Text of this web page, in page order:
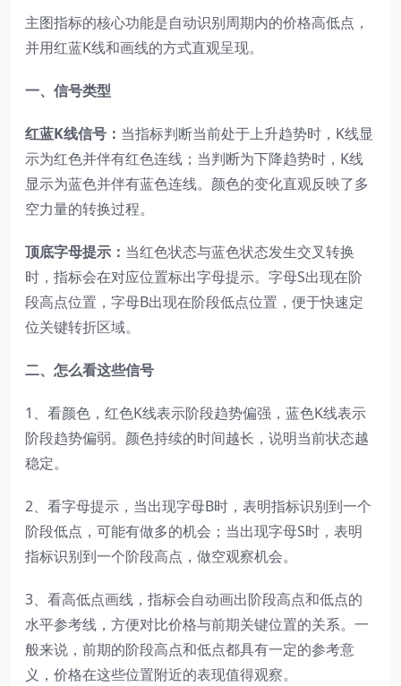
主图指标的核心功能是自动识别周期内的价格高低点，
并用红蓝K线和画线的方式直观呈现。
一、信号类型
红蓝K线信号： 当指标判断当前处于上升趋势时，K线显
示为红色并伴有红色连线；当判断为下降趋势时，K线
显示为蓝色并伴有蓝色连线。颜色的变化直观反映了多
空力量的转换过程。
顶底字母提示： 当红色状态与蓝色状态发生交叉转换
时，指标会在对应位置标出字母提示。字母S出现在阶
段高点位置，字母B出现在阶段低点位置，便于快速定
位关键转折区域。
二、怎么看这些信号
1、看颜色，红色K线表示阶段趋势偏强，蓝色K线表示
阶段趋势偏弱。颜色持续的时间越长，说明当前状态越
稳定。
2、看字母提示，当出现字母B时，表明指标识别到一个
阶段低点，可能有做多的机会；当出现字母S时，表明
指标识别到一个阶段高点，做空观察机会。
3、看高低点画线，指标会自动画出阶段高点和低点的
水平参考线，方便对比价格与前期关键位置的关系。一
般来说，前期的阶段高点和低点都具有一定的参考意
义，价格在这些位置附近的表现值得观察。